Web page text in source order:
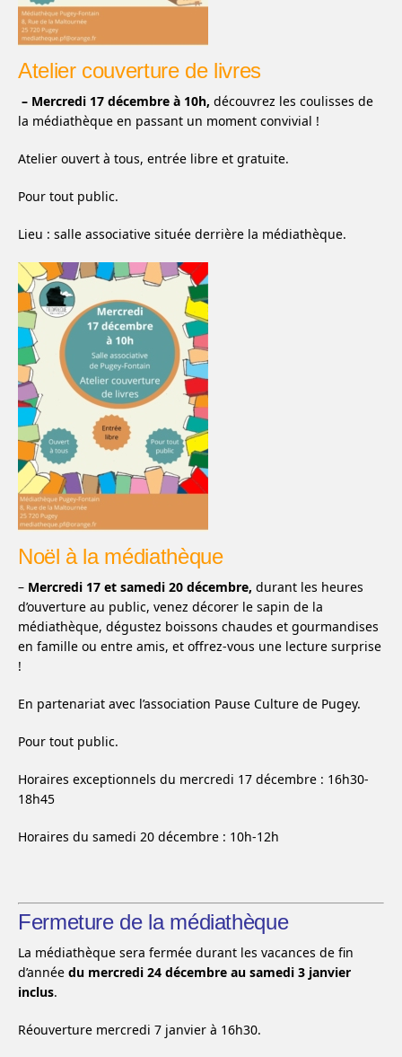
Atelier couverture de livres
– Mercredi 17 décembre à 10h, découvrez les coulisses de
la médiathèque en passant un moment convivial !
Atelier ouvert à tous, entrée libre et gratuite.
Pour tout public.
Lieu : salle associative située derrière la médiathèque.
Noël à la médiathèque
– Mercredi 17 et samedi 20 décembre, durant les heures
d’ouverture au public, venez décorer le sapin de la
médiathèque, dégustez boissons chaudes et gourmandises
en famille ou entre amis, et offrez-vous une lecture surprise
!
En partenariat avec l’association Pause Culture de Pugey.
Pour tout public.
Horaires exceptionnels du mercredi 17 décembre : 16h30-
18h45
Horaires du samedi 20 décembre : 10h-12h
Fermeture de la médiathèque
La médiathèque sera fermée durant les vacances de fin
d’année du mercredi 24 décembre au samedi 3 janvier
inclus.
Réouverture mercredi 7 janvier à 16h30.